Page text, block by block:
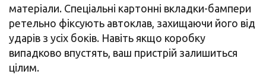
матеріали. Спеціальні картонні вкладки-бампери
ретельно фіксують автоклав, захищаючи його від
ударів з усіх боків. Навіть якщо коробку
випадково впустять, ваш пристрій залишиться
цілим.